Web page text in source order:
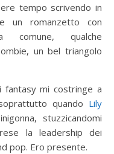
tempo scrivendo in
un romanzetto con
comune, qualche
un bel triangolo
fantasy mi costringe a
quando Lily
stuzzicandomi
la leadership dei
pop. Ero presente.